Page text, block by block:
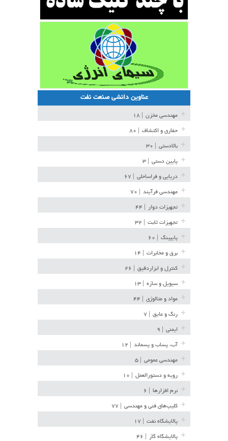
عناوین دانشی صنعت نفت
مهندسی مخزن
حفاری و اکتشاف
بالادستی
پایین دستی
دریایی و فراساحلی
مهندسی فرآیند
تجهیزات دوار
تجهیزات ثابت
پایپینگ
برق و مخابرات
کنترل و ابزاردقیق
سیویل و سازه
مواد و متالوژی
رنگ و عایق
ایمنی
آب، پساب و پسماند
مهندسی عمومی
رویه و دستورالعمل
نرم افزارها
کلیپ‌های فنی و مهندسی
پالایشگاه نفت
پالایشگاه گاز